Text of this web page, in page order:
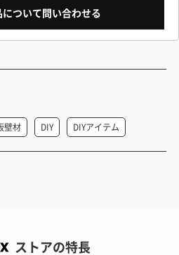
について問い合わせる
壁材 DIY DIYアイテム
ストアの特長